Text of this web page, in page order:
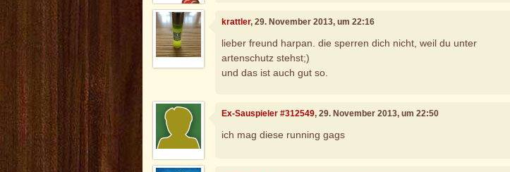
krattler, 29. November 2013, um 22:16
lieber freund harpan. die sperren dich nicht, weil du unter
artenschutz stehst;)
und das ist auch gut so.
Ex-Sauspieler #312549, 29. November 2013, um 22:50
ich mag diese running gags